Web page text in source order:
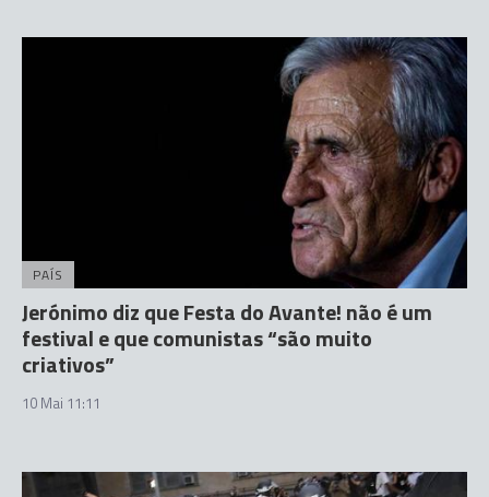
PAÍS
Jerónimo diz que Festa do Avante! não é um
festival e que comunistas “são muito
criativos”
10 Mai 11:11